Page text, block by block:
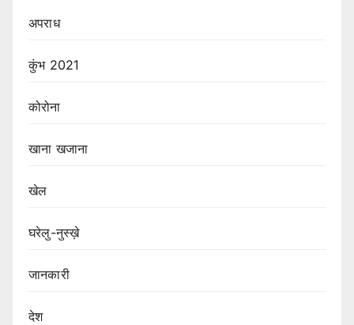
अपराध
कुंभ 2021
कोरोना
खाना खजाना
खेल
घरेलु-नुस्ख़े
जानकारी
देश